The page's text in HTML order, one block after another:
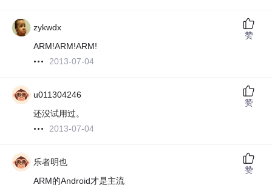
zykwdx
ARM!ARM!ARM!
2013-07-04
赞
u011304246
还没试用过。
2013-07-04
赞
乐者明也
ARM的Android才是主流
赞